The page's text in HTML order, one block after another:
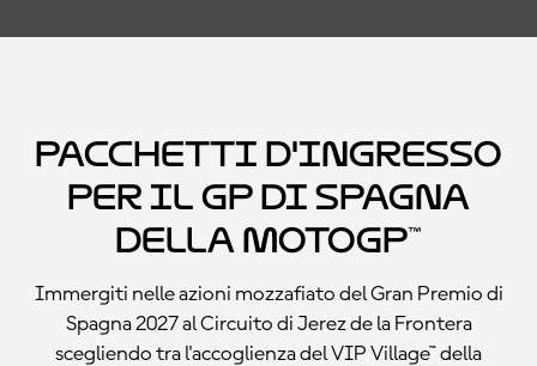
Pacchetti d'ingresso
per il GP di Spagna
della MotoGP™
Immergiti nelle azioni mozzafiato del Gran Premio di
Spagna 2027 al Circuito di Jerez de la Frontera
scegliendo tra l'accoglienza del VIP Village™ della